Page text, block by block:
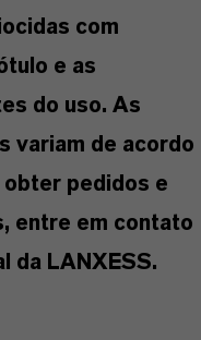
com
e as
do uso. As
variam de acordo
obter pedidos e
entre em contato
da LANXESS.